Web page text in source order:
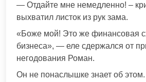
— Отдайте мне немедленно! –
выхватил листок из рук зама.
«Боже мой! Это же финансовая
бизнеса», — еле сдержался от
негодования Роман.
Он не понаслышке знает об